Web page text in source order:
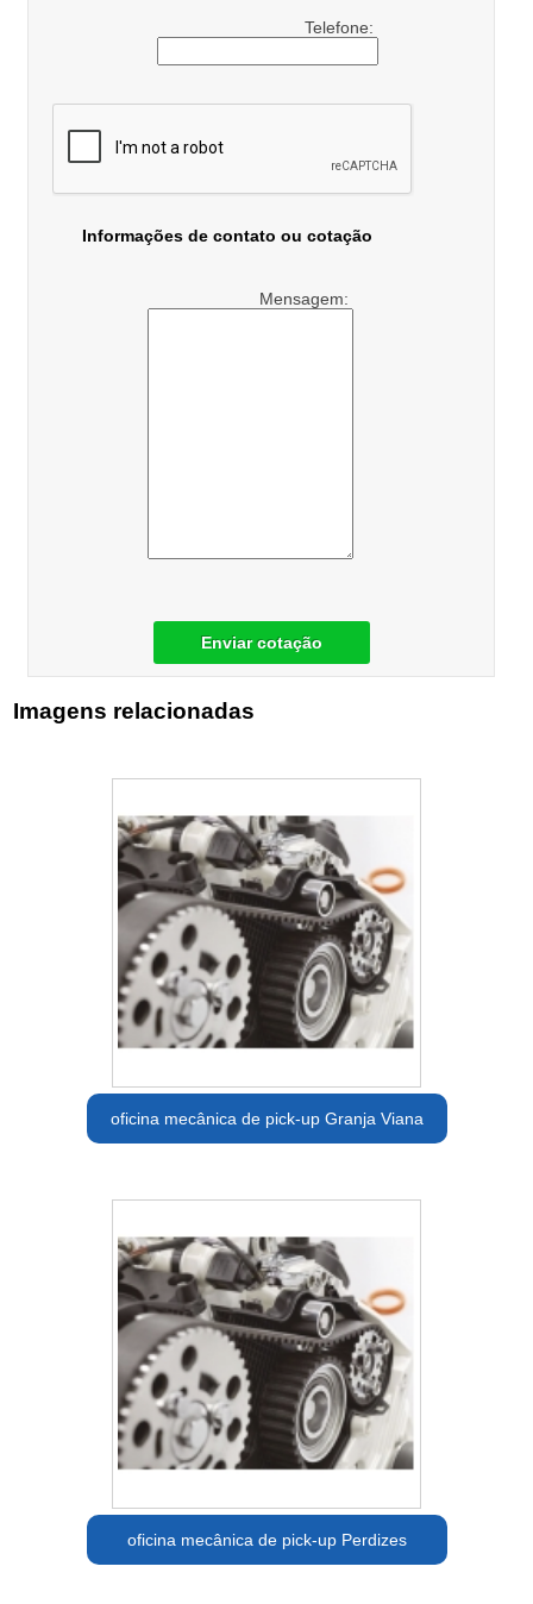
Telefone:
Informações de contato ou cotação
Mensagem:
Enviar cotação
Imagens relacionadas
oficina mecânica de pick-up Granja Viana
oficina mecânica de pick-up Perdizes